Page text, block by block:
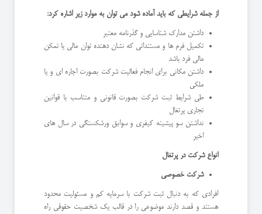
از جمله شرایطی که باید آماده شود می توان به موارد زیر اشاره کرد:
داشتن مدارک شناسایی و گذرنامه معتبر
تکمیل فرم ها و مستنداتی که نشان دهنده توان مالی یا تمکن
مالی فرد باشد
داشتن مکانی برای انجام فعالیت شرکت بصورت اجاره ای و یا
ملکی
طی شرایط ثبت شرکت بصورت قانونی و متناسب با قوانین
تجاری پرتغال
نداشتن سو پیشینه کیفری و سوابق ورشکستگی در سال های
اخیر
انواع شرکت در پرتغال
شرکت خصوصی
افرادی که به دنبال ثبت شرکت با سرمایه کم و مسئولیت محدود
هستند و قصد دارند موضوعی را در قالب یک شخصیت حقوقی راه